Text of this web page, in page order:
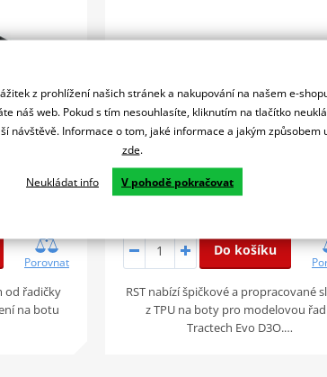
Porovnat
od řadičky
na botu
Do košíku
RST nabízí špičkové a propracované
z TPU na boty pro modelovou
Tractech Evo D3O.…
z prohlížení našich stránek a nakupování na našem e-
náš web. Pokud s tím nesouhlasíte, kliknutím na tlačítko
návštěvě. Informace o tom, jaké informace a jakým způsobem
zde.
Neukládat info V pohodě pokračovat